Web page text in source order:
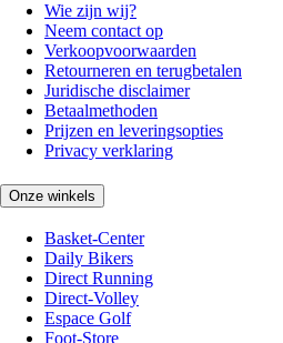
Wie zijn wij?
Neem contact op
Verkoopvoorwaarden
Retourneren en terugbetalen
Juridische disclaimer
Betaalmethoden
Prijzen en leveringsopties
Privacy verklaring
Onze winkels
Basket-Center
Daily Bikers
Direct Running
Direct-Volley
Espace Golf
Foot-Store